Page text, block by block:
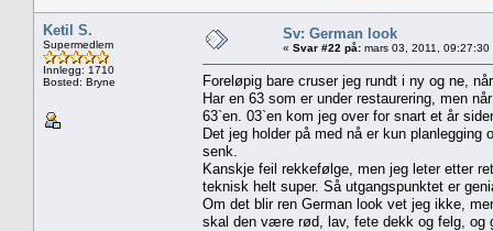
Ketil S.
Supermedlem
Innlegg: 1710
Bosted: Bryne
Sv: German look
« Svar #22 på: mars 03, 2011, 09:27:30
Foreløpig bare cruser jeg rundt i ny og ne,
Har en 63 som er under restaurering, men
63`en. 03`en kom jeg over for snart et år
Det jeg holder på med nå er kun
senk.
Kanskje feil rekkefølge, men jeg leter etter
teknisk helt super. Så utgangspunktet er
Om det blir ren German look vet jeg ikke,
skal den være rød, lav, fete dekk og felg, og